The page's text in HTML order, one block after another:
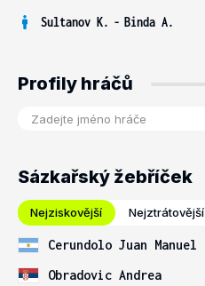
Sultanov K. - Binda A.
Profily hráčů
Sázkařský žebříček
Nejziskovější Nejztrátovější
Cerundolo Juan Manuel
Obradovic Andrea